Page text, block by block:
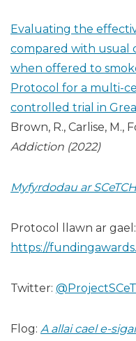
Evaluating the
compared with usual
when offered to
Protocol for a multi-
controlled trial in
Brown, R., Carlise, M.,
Addiction (2022)
Myfyrdodau ar
Protocol llawn ar gael:
https://
Twitter:
Flog: A allai cael e-